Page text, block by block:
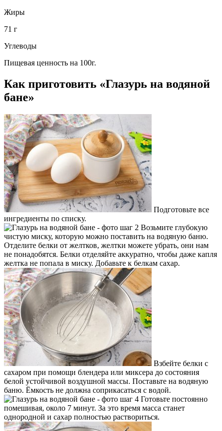
Жиры
71 г
Углеводы
Пищевая ценность на 100г.
Как приготовить «Глазурь на водяной
бане»
Подготовьте все
ингредиенты по списку.
Возьмите глубокую
чистую миску, которую можно поставить на водяную баню.
Отделите белки от желтков, желтки можете убрать, они нам
не понадобятся. Белки отделяйте аккуратно, чтобы даже капля
желтка не попала в миску. Добавьте к белкам сахар.
Взбейте белки с
сахаром при помощи блендера или миксера до состояния
белой устойчивой воздушной массы. Поставьте на водяную
баню. Ёмкость не должна соприкасаться с водой.
Готовьте постоянно
помешивая, около 7 минут. За это время масса станет
однородной и сахар полностью раствориться.